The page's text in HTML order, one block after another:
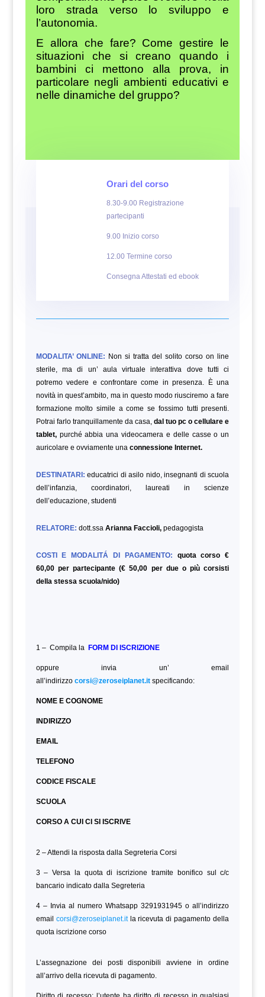
loro strada verso lo sviluppo e
l’autonomia.
E allora che fare? Come gestire le
situazioni che si creano quando i
bambini ci mettono alla prova, in
particolare negli ambienti educativi e
nelle dinamiche del gruppo?
Orari del corso
8.30-9.00 Registrazione
partecipanti
9.00 Inizio corso
12.00 Termine corso
Consegna Attestati ed ebook
MODALITA’ ONLINE: Non si tratta del solito corso on line
sterile, ma di un’ aula virtuale interattiva dove tutti ci
potremo vedere e confrontare come in presenza. È una
novità in quest’ambito, ma in questo modo riusciremo a fare
formazione molto simile a come se fossimo tutti presenti.
Potrai farlo tranquillamente da casa, dal tuo pc o cellulare e
tablet,purché abbia una videocamera e delle casse o un
auricolare e ovviamente una connessione Internet.
DESTINATARI: educatrici di asilo nido, insegnanti di scuola
dell’infanzia, coordinatori, laureati in scienze
dell’educazione, studenti
RELATORE: dott.ssa Arianna Faccioli,pedagogista
COSTI E MODALITÁ DI PAGAMENTO:
quota corso €
60,00 per partecipante (€ 50,00 per due o più corsisti
della stessa scuola/nido)
1 – Compila la FORM DI ISCRIZIONE
oppure invia un’ email
all’indirizzo corsi@zeroseiplanet.itspecificando:
NOME E COGNOME
INDIRIZZO
EMAIL
TELEFONO
CODICE FISCALE
SCUOLA
CORSO A CUI CI SI ISCRIVE
2 – Attendi la risposta dalla Segreteria Corsi
3 – Versa la quota di iscrizione tramite bonifico sul c/c
bancario indicato dalla Segreteria
4 – Invia al numero Whatsapp 3291931945 o all’indirizzo
email corsi@zeroseiplanet.itla ricevuta di pagamento della
quota iscrizione corso
L’assegnazione dei posti disponibili avviene in ordine
all’arrivo della ricevuta di pagamento.